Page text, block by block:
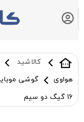
کالاشید
هواوی
16 گیگ دو سیم